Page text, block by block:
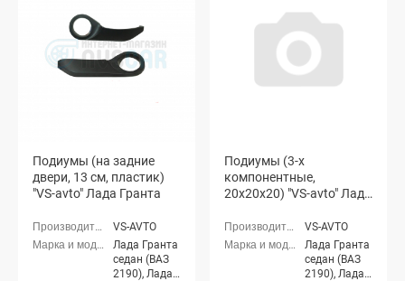
Подиумы (на задние
двери, 13 см, пластик)
"VS-avto" Лада Гранта
VS-AVTO
Лада Гранта
седан (ВАЗ
2190), Лада
Подиумы (3-х
компонентные,
20x20x20) "VS-avto" Лада
VS-AVTO
Лада Гранта
седан (ВАЗ
2190), Лада